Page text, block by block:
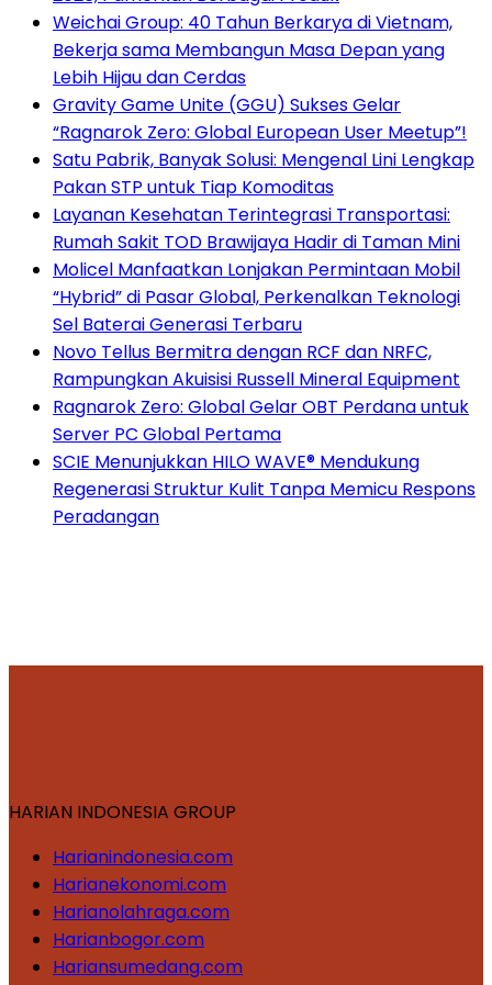
Weichai Group: 40 Tahun Berkarya di Vietnam,
Bekerja sama Membangun Masa Depan yang
Lebih Hijau dan Cerdas
Gravity Game Unite (GGU) Sukses Gelar
“Ragnarok Zero: Global European User Meetup”!
Satu Pabrik, Banyak Solusi: Mengenal Lini Lengkap
Pakan STP untuk Tiap Komoditas
Layanan Kesehatan Terintegrasi Transportasi:
Rumah Sakit TOD Brawijaya Hadir di Taman Mini
Molicel Manfaatkan Lonjakan Permintaan Mobil
“Hybrid” di Pasar Global, Perkenalkan Teknologi
Sel Baterai Generasi Terbaru
Novo Tellus Bermitra dengan RCF dan NRFC,
Rampungkan Akuisisi Russell Mineral Equipment
Ragnarok Zero: Global Gelar OBT Perdana untuk
Server PC Global Pertama
SCIE Menunjukkan HILO WAVE® Mendukung
Regenerasi Struktur Kulit Tanpa Memicu Respons
Peradangan
HARIAN INDONESIA GROUP
Harianindonesia.com
Harianekonomi.com
Harianolahraga.com
Harianbogor.com
Hariansumedang.com